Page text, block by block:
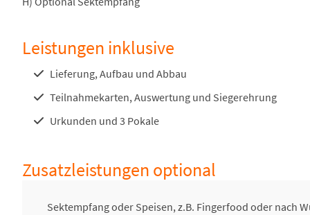
Leistungen inklusive
Lieferung, Aufbau und Abbau
Teilnahmekarten, Auswertung und Siegerehrung
Urkunden und 3 Pokale
Zusatzleistungen optional
Sektempfang oder Speisen, z.B. Fingerfood oder nach